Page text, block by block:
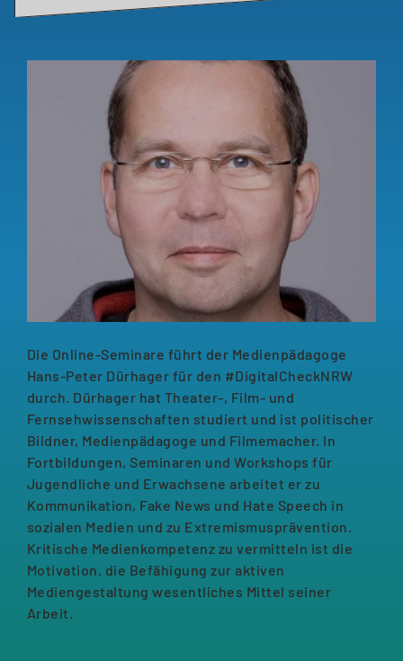
Die Online-Seminare führt der Medienpädagoge
Hans-Peter Dürhager für den #DigitalCheckNRW
durch. Dürhager hat Theater-, Film- und
Fernsehwissenschaften studiert und ist politischer
Bildner, Medienpädagoge und Filmemacher. In
Fortbildungen, Seminaren und Workshops für
Jugendliche und Erwachsene arbeitet er zu
Kommunikation, Fake News und Hate Speech in
sozialen Medien und zu Extremismusprävention.
Kritische Medienkompetenz zu vermitteln ist die
Motivation, die Befähigung zur aktiven
Mediengestaltung wesentliches Mittel seiner
Arbeit.